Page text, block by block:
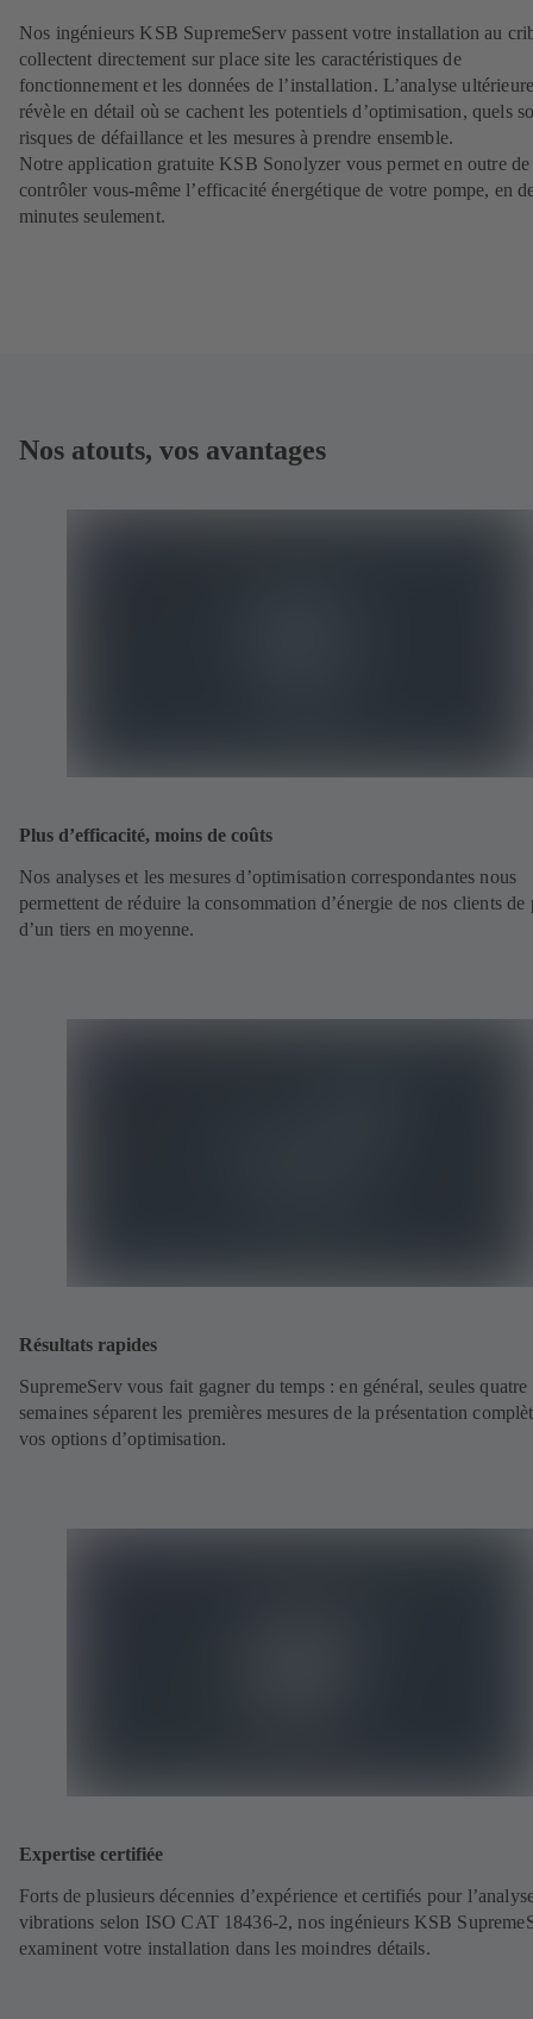
Nos ingénieurs KSB SupremeServ passent votre installation au
collectent directement sur place site les caractéristiques de
fonctionnement et les données de l’installation. L’analyse
révèle en détail où se cachent les potentiels d’optimisation, quels
risques de défaillance et les mesures à prendre ensemble.
Notre application gratuite KSB Sonolyzer vous permet en outre de
contrôler vous-même l’efficacité énergétique de votre pompe, en
minutes seulement.
Nos atouts, vos avantages
Plus d’efficacité, moins de coûts
Nos analyses et les mesures d’optimisation correspondantes nous
permettent de réduire la consommation d’énergie de nos clients de
d’un tiers en moyenne.
Résultats rapides
SupremeServ vous fait gagner du temps : en général, seules quatre
semaines séparent les premières mesures de la présentation
vos options d’optimisation.
Expertise certifiée
Forts de plusieurs décennies d’expérience et certifiés pour
vibrations selon ISO CAT 18436-2, nos ingénieurs KSB
examinent votre installation dans les moindres détails.